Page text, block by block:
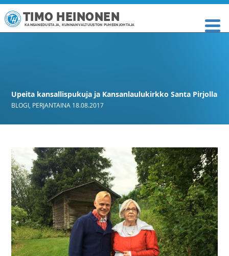
TIMO HEINONEN
KANSANEDUSTAJA, KUNNANVALTUUSTON PUHEENJOHTAJA
Upeita kansallispukuja ja Kansanlaulukirkko Santa Pirjolla
BLOGI PERJANTAINA 18.08.2017